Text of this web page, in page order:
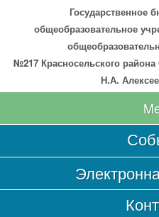
Государственное
общеобразовательное
№217 Красносельского района
Н.А.
Сведения об